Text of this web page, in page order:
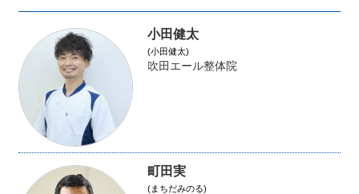
小田健太
(小田健太)
吹田エール整体院
町田実
(まちだみのる)